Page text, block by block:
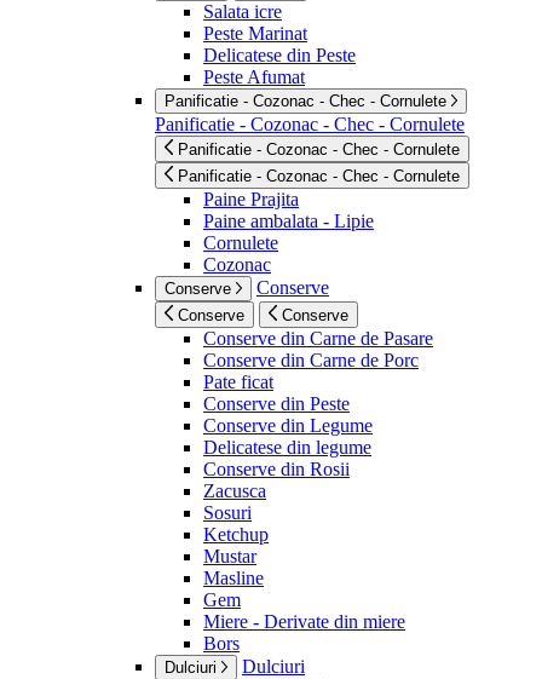
Salata icre
Peste Marinat
Delicatese din Peste
Peste Afumat
Panificatie - Cozonac - Chec - Cornulete
Panificatie - Cozonac - Chec - Cornulete
Panificatie - Cozonac - Chec - Cornulete
Panificatie - Cozonac - Chec - Cornulete
Paine Prajita
Paine ambalata - Lipie
Cornulete
Cozonac
Conserve Conserve
Conserve Conserve
Conserve din Carne de Pasare
Conserve din Carne de Porc
Pate ficat
Conserve din Peste
Conserve din Legume
Delicatese din legume
Conserve din Rosii
Zacusca
Sosuri
Ketchup
Mustar
Masline
Gem
Miere - Derivate din miere
Bors
Dulciuri Dulciuri